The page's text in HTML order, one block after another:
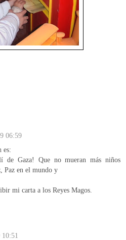
06:59
es:
de Gaza! Que no mueran más niños
Paz en el mundo y
mi carta a los Reyes Magos.